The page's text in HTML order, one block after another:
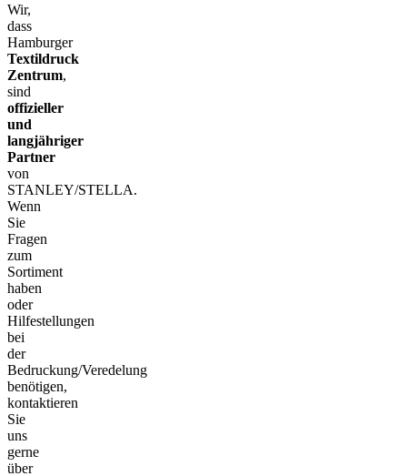
Wir,
dass
Hamburger
Textildruck
Zentrum,
sind
offizieller
und
langjähriger
Partner
von
STANLEY/STELLA.
Wenn
Sie
Fragen
zum
Sortiment
haben
oder
Hilfestellungen
bei
der
Bedruckung/Veredelung
benötigen,
kontaktieren
Sie
uns
gerne
über